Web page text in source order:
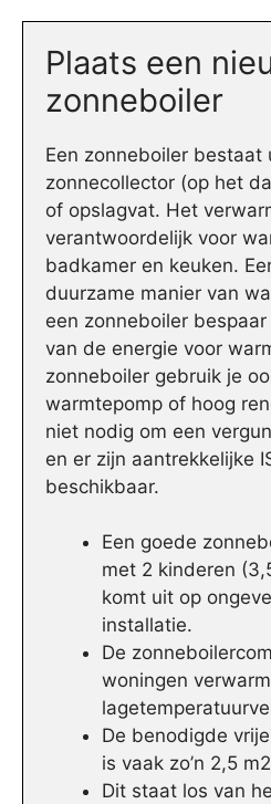
Plaats een
zonneboiler
Een zonneboiler bestaat
zonnecollector (op het
of opslagvat. Het
verantwoordelijk voor
badkamer en keuken.
duurzame manier van
een zonneboiler
van de energie voor
zonneboiler gebruik je
warmtepomp of hoog
niet nodig om een
en er zijn aantrekkelijke
beschikbaar.
Een goede
met 2 kinderen
komt uit op
installatie.
De
woningen
De benodigde
is vaak zo’n 2,5
Dit staat los van